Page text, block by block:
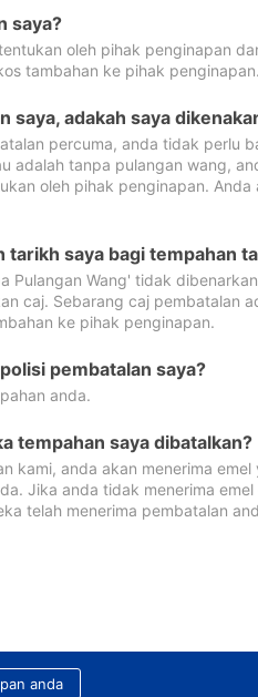
saya?
oleh pihak penginapan
tambahan ke pihak penginapan.
saya, adakah saya
percuma, anda tidak perlu
adalah tanpa pulangan wang,
oleh pihak penginapan.
tarikh saya bagi tempahan
Pulangan Wang' tidak
caj. Sebarang caj pembatalan
ke pihak penginapan.
pembatalan saya?
anda.
tempahan saya dibatalkan?
kami, anda akan menerima
Jika anda tidak menerima
telah menerima pembatalan
anda